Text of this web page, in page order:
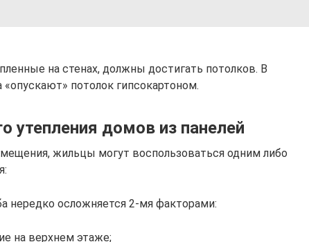
на стенах, должны достигать потолков. В
потолок гипсокартоном.
утепления домов из панелей
жильцы могут воспользоваться одним либо
нередко осложняется 2-мя факторами:
на верхнем этаже;